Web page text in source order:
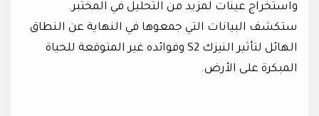
واستخراج عينات لمزيد من التحليل في المختبر.
ستكشف البيانات التي جمعوها في النهاية عن النطاق
الهائل لتأثير النيزك S2 وفوائده غير المتوقعة للحياة
المبكرة على الأرض.